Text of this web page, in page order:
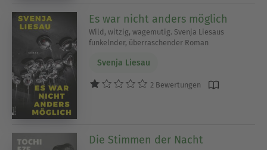
Es war nicht anders möglich
Wild, witzig, wagemutig. Svenja Liesaus
funkelnder, überraschender Roman
Svenja Liesau
2 Bewertungen
Die Stimmen der Nacht